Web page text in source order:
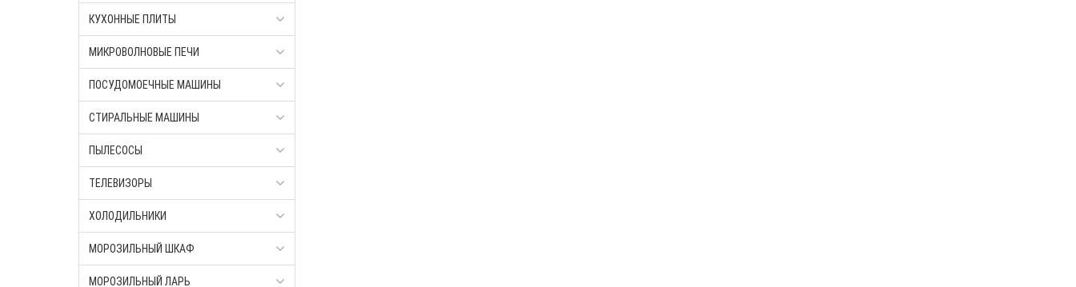
КУХОННЫЕ ПЛИТЫ
МИКРОВОЛНОВЫЕ ПЕЧИ
ПОСУДОМОЕЧНЫЕ МАШИНЫ
СТИРАЛЬНЫЕ МАШИНЫ
ПЫЛЕСОСЫ
ТЕЛЕВИЗОРЫ
ХОЛОДИЛЬНИКИ
МОРОЗИЛЬНЫЙ ШКАФ
МОРОЗИЛЬНЫЙ ЛАРЬ